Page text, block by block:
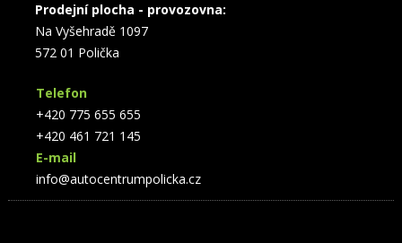
Prodejní plocha - provozovna:
Na Vyšehradě 1097
572 01 Polička
Telefon
+420 775 655 655
+420 461 721 145
E-mail
info@autocentrumpolicka.cz